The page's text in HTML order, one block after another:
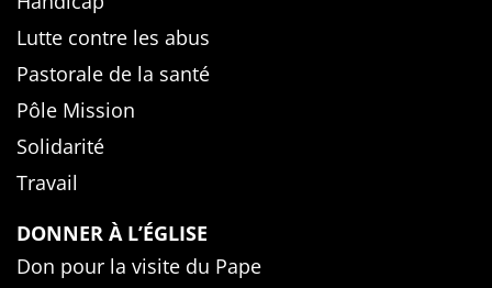
Lutte contre les abus
Pastorale de la santé
Pôle Mission
Solidarité
Travail
DONNER À L’ÉGLISE
Don pour la visite du Pape